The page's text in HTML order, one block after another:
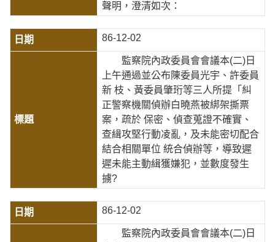
聲明，澄清如次：
86-12-02
監察院內政委員會會議本(二)日
上午通過並公布陳委員光宇、許委員
新 枝、黃委員肇珩等三人所提「糾
正警察機關偵辦白曉燕被綁架撕票
案，疏於 保密、偵查蒐證不確實、
查緝攻堅行動凌亂，及未能密切配合
結合相關單位 統合偵辦等，導致遲
遲未能主動緝獲嫌犯，並數度發生
擄?
86-12-02
監察院內政委員會會議本(二)日